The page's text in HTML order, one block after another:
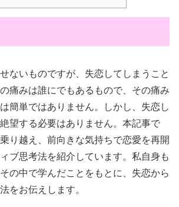
ないものですが、失恋してしまうこと
痛みは誰にでもあるもので、その痛み
簡単ではありません。しかし、失恋し
望する必要はありません。本記事で
り越え、前向きな気持ちで恋愛を再開
ブ思考法を紹介しています。私自身も
の中で学んだことをもとに、失恋から
をお伝えします。